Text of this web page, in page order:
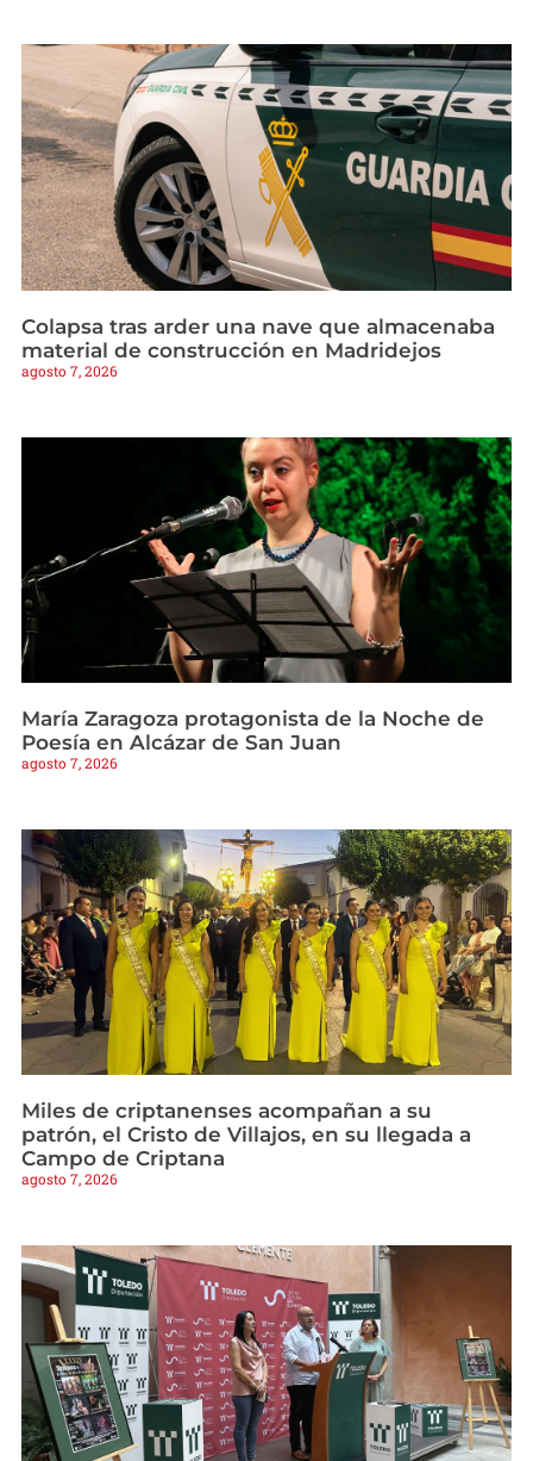
Colapsa tras arder una nave que almacenaba
material de construcción en Madridejos
agosto 7, 2026
María Zaragoza protagonista de la Noche de
Poesía en Alcázar de San Juan
agosto 7, 2026
Miles de criptanenses acompañan a su
patrón, el Cristo de Villajos, en su llegada a
Campo de Criptana
agosto 7, 2026